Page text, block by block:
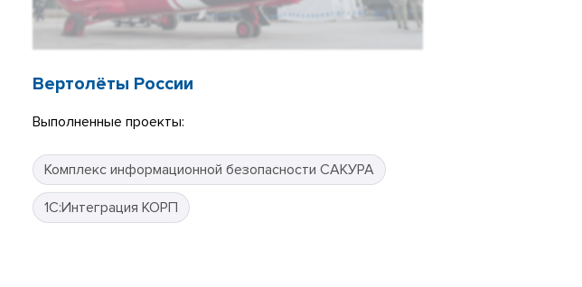
Вертолёты России
Выполненные проекты:
Комплекс информационной безопасности САКУРА
1С:Интеграция КОРП